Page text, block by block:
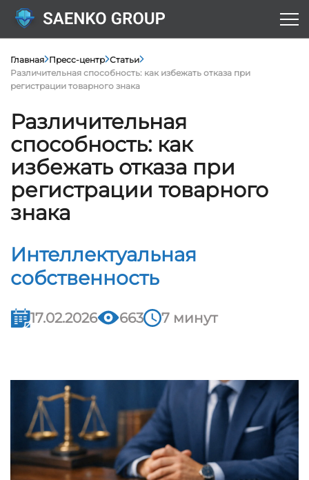
Главная Пресс-центр Статьи
Различительная способность: как избежать отказа при
регистрации товарного знака
Различительная
способность: как
избежать отказа при
регистрации товарного
знака
Интеллектуальная
собственность
17.02.2026 663 7 минут